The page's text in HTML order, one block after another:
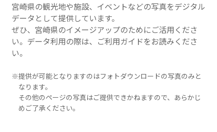
宮崎県の観光地や施設、イベントなどの写真をデジタル
データとして提供しています。
ぜひ、宮崎県のイメージアップのためにご活用くださ
い。データ利用の際は、ご利用ガイドをお読みくださ
い。
提供が可能となりますのはフォトダウンロードの写真のみと
なります。
その他のページの写真はご提供できかねますので、あらかじ
めご了承ください。